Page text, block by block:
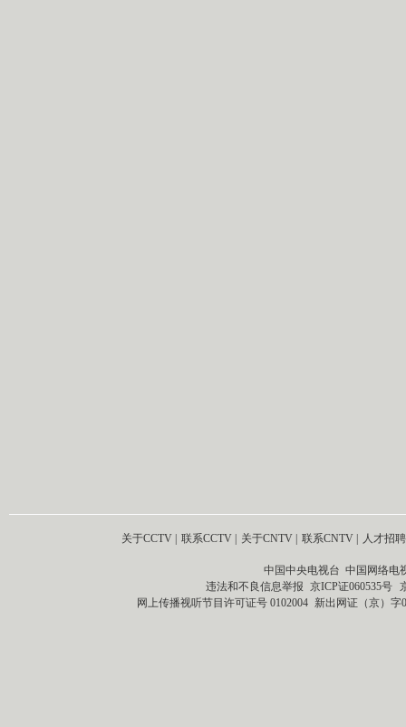
关于CCTV 联系CCTV 关于CNTV 联系CNTV 人才招聘
中国中央电视台 中国网络电
违法和不良信息举报 京ICP证060535号
网上传播视听节目许可证号 0102004 新出网证（京）